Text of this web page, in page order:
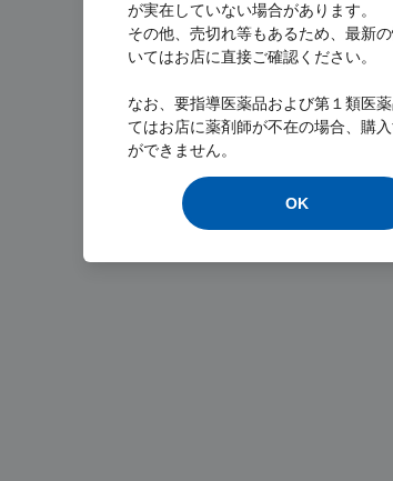
が実在していない場合があります。
その他、売切れ等もあるため、最新
いてはお店に直接ご確認ください。
なお、要指導医薬品および第１類医
てはお店に薬剤師が不在の場合、購
ができません。
OK